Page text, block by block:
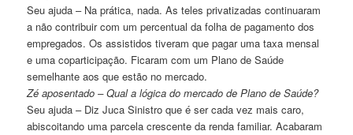
Seu ajuda – Na prática, nada. As teles privatizadas continuaram
a não contribuir com um percentual da folha de pagamento dos
empregados. Os assistidos tiveram que pagar uma taxa mensal
e uma coparticipação. Ficaram com um Plano de Saúde
semelhante aos que estão no mercado.
Zé aposentado – Qual a lógica do mercado de Plano de Saúde?
Seu ajuda – Diz Juca Sinistro que é ser cada vez mais caro,
abiscoitando uma parcela crescente da renda familiar. Acabaram